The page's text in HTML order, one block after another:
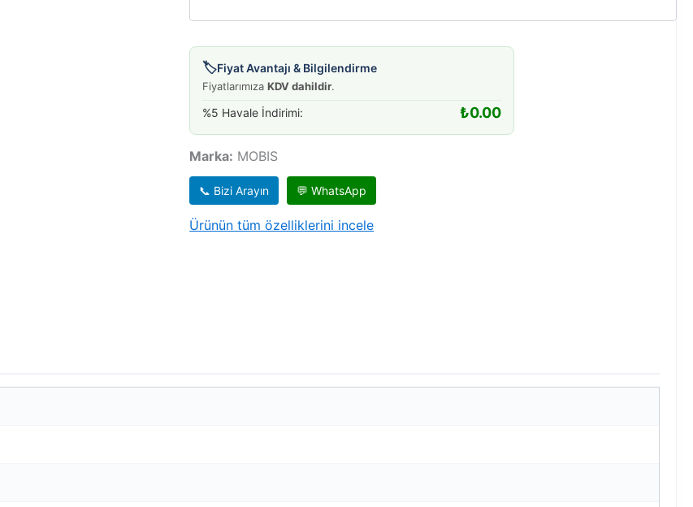
🏷️Fiyat Avantajı & Bilgilendirme
FiyatlarımızaKDV dahildir.
%5 Havale İndirimi: ₺0.00
Marka: MOBIS
📞 Bizi Arayın 💬 WhatsApp
Ürünün tüm özelliklerini incele